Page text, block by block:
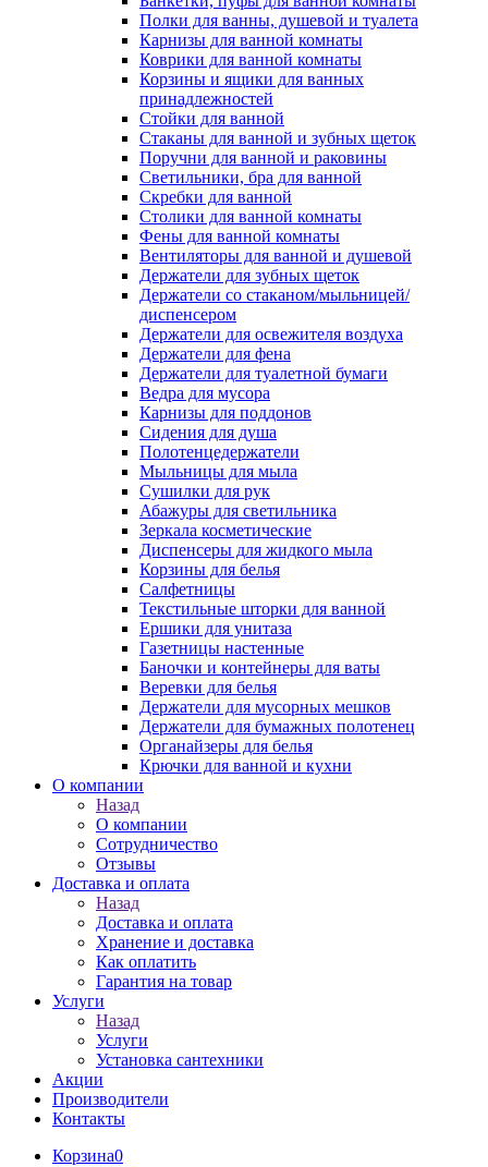
Полки для ванны, душевой и туалета
Карнизы для ванной комнаты
Коврики для ванной комнаты
Корзины и ящики для ванных
принадлежностей
Стойки для ванной
Стаканы для ванной и зубных щеток
Поручни для ванной и раковины
Светильники, бра для ванной
Скребки для ванной
Столики для ванной комнаты
Фены для ванной комнаты
Вентиляторы для ванной и душевой
Держатели для зубных щеток
Держатели со стаканом/мыльницей/
диспенсером
Держатели для освежителя воздуха
Держатели для фена
Держатели для туалетной бумаги
Ведра для мусора
Карнизы для поддонов
Сидения для душа
Полотенцедержатели
Мыльницы для мыла
Сушилки для рук
Абажуры для светильника
Зеркала косметические
Диспенсеры для жидкого мыла
Корзины для белья
Салфетницы
Текстильные шторки для ванной
Ершики для унитаза
Газетницы настенные
Баночки и контейнеры для ваты
Веревки для белья
Держатели для мусорных мешков
Держатели для бумажных полотенец
Органайзеры для белья
Крючки для ванной и кухни
О компании
Назад
О компании
Сотрудничество
Отзывы
Доставка и оплата
Назад
Доставка и оплата
Хранение и доставка
Как оплатить
Гарантия на товар
Услуги
Назад
Услуги
Установка сантехники
Акции
Производители
Контакты
Корзина0